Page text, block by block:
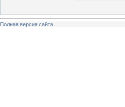
Полная версия сайта